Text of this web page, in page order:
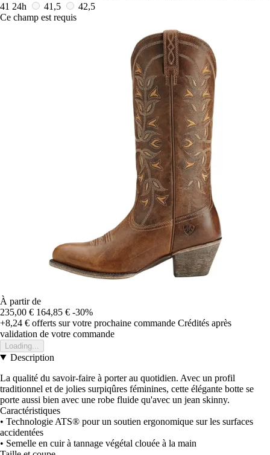
41 24h 41,5
42,5
Ce champ est requis
À partir de
235,00 € 164,85 € -30%
+8,24 € offerts sur votre prochaine commande Crédités après
validation de votre commande
Loading...
Description
La qualité du savoir-faire à porter au quotidien. Avec un profil
traditionnel et de jolies surpiqûres féminines, cette élégante botte se
porte aussi bien avec une robe fluide qu'avec un jean skinny.
Caractéristiques
• Technologie ATS® pour un soutien ergonomique sur les surfaces
accidentées
• Semelle en cuir à tannage végétal clouée à la main